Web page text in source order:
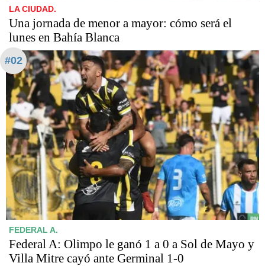
LA CIUDAD.
Una jornada de menor a mayor: cómo será el
lunes en Bahía Blanca
#02
FEDERAL A.
Federal A: Olimpo le ganó 1 a 0 a Sol de Mayo y
Villa Mitre cayó ante Germinal 1-0